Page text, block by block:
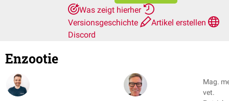
Was zeigt hierher
Versionsgeschichte
Artikel erstellen
Discord
Enzootie
Mag.
vet.